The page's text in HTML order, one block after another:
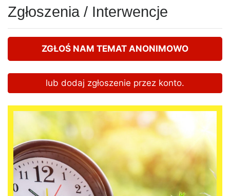
Zgłoszenia / Interwencje
ZGŁOŚ NAM TEMAT ANONIMOWO
lub dodaj zgłoszenie przez konto.